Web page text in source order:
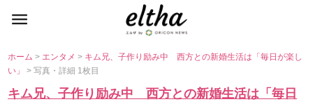
ホーム> エンタメ> キム兄、子作り励み中 西方との新婚生活は「毎日が楽し
い」> 写真・詳細 1枚目
キム兄、子作り励み中 西方との新婚生活は「毎日